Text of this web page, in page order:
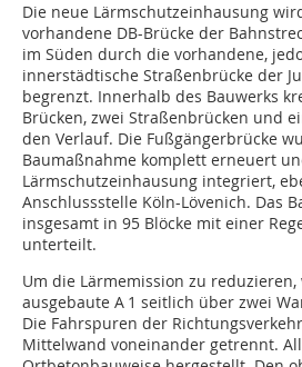
Die neue Lärmschutzeinhausung
vorhandene DB-Brücke der
im Süden durch die vorhandene,
innerstädtische Straßenbrücke der
begrenzt. Innerhalb des Bauwerks
Brücken, zwei Straßenbrücken und
den Verlauf. Die Fußgängerbrücke
Baumaßnahme komplett erneuert
Lärmschutzeinhausung integriert,
Anschlussstelle Köln-Lövenich. Das
insgesamt in 95 Blöcke mit einer
unterteilt.
Um die Lärmemission zu
ausgebaute A 1 seitlich über zwei
Die Fahrspuren der
Mittelwand voneinander getrennt.